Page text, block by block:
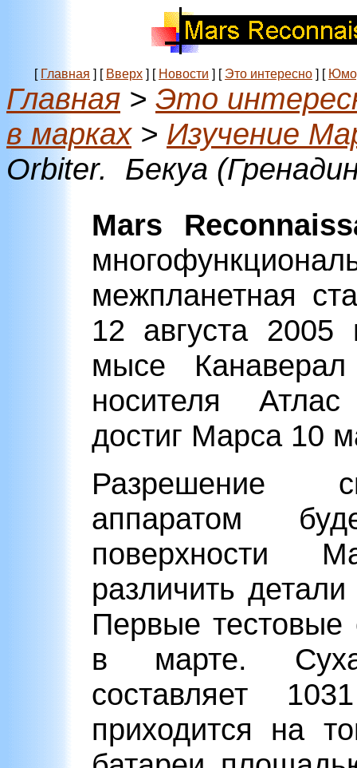
[ Главная ] [ Вверх ] [ Новости ] [ Это интересно ] [
Главная > Это
в марках> Изучение
Orbiter. Бекуа
Mars
межпланетная
12 августа
мысе
носителя
достиг Марса 10
Разрешение
аппаратом
поверхности
различить
Первые
в марте.
составляет
приходится на